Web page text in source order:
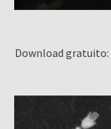
Download gratuito: